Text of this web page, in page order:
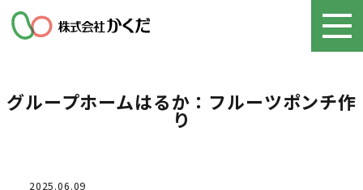
グループホームはるか：フルーツポンチ作
り
2025.06.09